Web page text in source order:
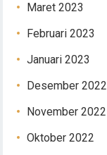
Maret 2023
Februari 2023
Januari 2023
Desember 2022
November 2022
Oktober 2022